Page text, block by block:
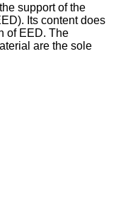
support of the
Its content does
of EED. The
are the sole